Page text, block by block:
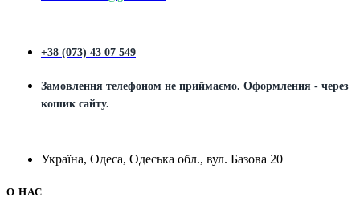
+38 (073) 43 07 549
Замовлення телефоном не приймаємо. Оформлення - через
кошик сайту.
Україна, Одеса, Одеська обл., вул. Базова 20
О НАС